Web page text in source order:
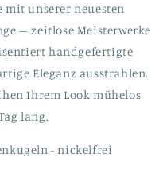
mit unserer neuesten
– zeitlose Meisterwerke
handgefertigte
Eleganz ausstrahlen.
Ihrem Look mühelos
lang.
- nickelfrei